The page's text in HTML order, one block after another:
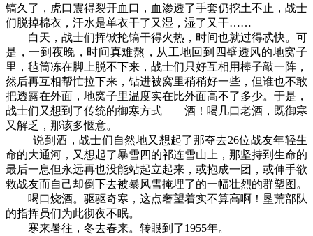
镐久了，虎口震得裂开血口，血渗透了手套仍挖土不止，战士
们脱掉棉衣，汗水是单衣干了又湿，湿了又干……
白天，战士们挥锨抡镐干得火热，时间也就过得忒快。可
是，一到夜晚，时间真难熬，从工地回到四壁透风的地窝子
里，毡筒冻在脚上脱不下来，战士们只好互相用棒子敲一阵，
然后再互相帮忙拉下来，钻进被窝里稍稍好一些，但谁也不敢
把透露在外面，地窝子里温度实在比外面高不了多少。于是，
战士们又想到了传统的御寒方式——酒！喝几口老酒，既御寒
又解乏，那该多惬意。
说到酒，战士们自然地又想起了那夺去26位战友年轻生
命的大通河，又想起了暴雪四的祁连雪山上，那坚持到生命的
最后一息但永远再也没能站起立起来，或抱成一团，或伸手欲
救战友而自己却倒下去被暴风雪掩埋了的一幅壮烈的群塑图。
喝口烧酒。驱驱奇寒，这点奢望着实不算高啊！垦荒部队
的指挥员们为此彻夜不眠。
寒来暑往，冬去春来。转眼到了1955年。